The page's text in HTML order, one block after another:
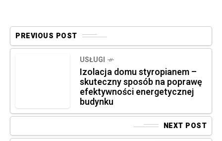
PREVIOUS POST
USŁUGI
Izolacja domu styropianem –
skuteczny sposób na poprawę
efektywności energetycznej
budynku
NEXT POST